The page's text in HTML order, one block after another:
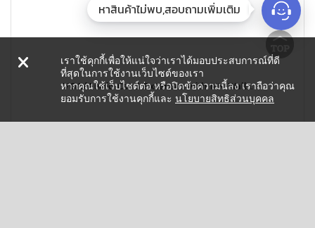
VGA/Audio Cat 5 Extender with MK Wall...
เราใช้คุกกี้เพื่อให้แน่ใจว่าเราได้มอบประสบการณ์ที่ดี
ที่สุดในการใช้งานเว็บไซต์ของเรา
หากคุณใช้เว็บไซต์ต่อ หรือปิดข้อความนี้ลง เราถือว่าคุณ
ยอมรับการใช้งานคุกกี้และ นโยบายสิทธิส่วนบุคคล
หาสินค้าไม่พบ,สอบถามเพิ่มเติม